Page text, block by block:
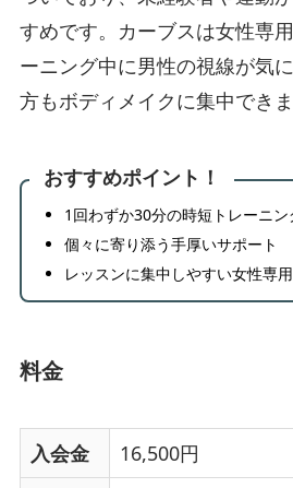
すめです。カーブスは女性専
ーニング中に男性の視線が気
方もボディメイクに集中できま
おすすめポイント！
1回わずか30分の時短トレーニン
個々に寄り添う手厚いサポート
レッスンに集中しやすい女性専
料金
入会金
16,500円